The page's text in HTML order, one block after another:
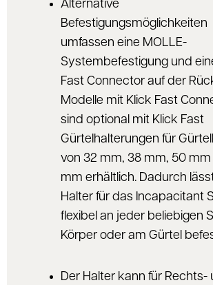
Alternative
Befestigungsmöglichkeiten
umfassen eine MOLLE-
Systembefestigung und
Fast Connector auf der
Modelle mit Klick Fast
sind optional mit Klick Fast
Gürtelhalterungen für
von 32 mm, 38 mm, 50
mm erhältlich. Dadurch
Halter für das Incapacitant
flexibel an jeder beliebigen
Körper oder am Gürtel
Der Halter kann für Rechts-